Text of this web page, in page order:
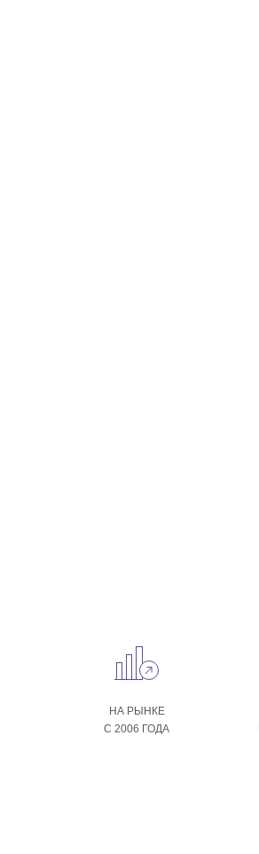
НА РЫНКЕ
С 2006 ГОДА